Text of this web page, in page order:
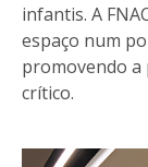
infantis. A
espaço num
promovendo a
crítico.